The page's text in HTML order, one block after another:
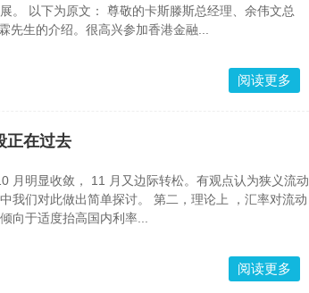
。 以下为原文： 尊敬的卡斯滕斯总经理、余伟文总
生的介绍。很高兴参加香港金融...
阅读更多
正在过去
月明显收敛， 11 月又边际转松。有观点认为狭义流动
我们对此做出简单探讨。 第二，理论上 ，汇率对流动
向于适度抬高国内利率...
阅读更多